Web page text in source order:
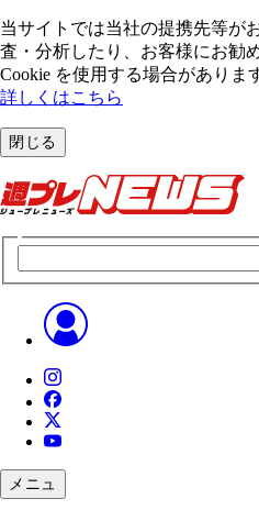
当サイトでは当社の提携先等が
査・分析したり、お客様にお勧
Cookie を使⽤する場合がありま
詳しくはこちら
閉じる
メニュ